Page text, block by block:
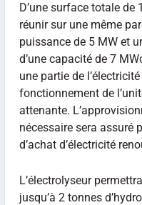
D’une surface totale de
réunir sur une même
puissance de 5 MW et
d’une capacité de 7
une partie de
fonctionnement de
attenante.
nécessaire sera assuré
d’achat d’électricité
L’électrolyseur
jusqu’à 2 tonnes